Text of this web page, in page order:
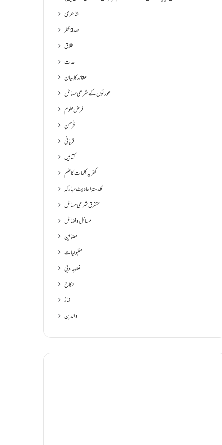
شاعری
صدقۂ فطر
طلاق
عدت
عقائد کا بیان
عورتوں کے شرعی مسائل
فرض علوم
قُرآنِ
قربانی
کتابیں
کفریہ کلمات کا علم
گلدستۂ احادیثِ مبارکہ
متفرق شرعی مسائل
مسائل و فضائل
مضامین
مقبولیات
نعتیہ ادبی
نکاح
نماز
والدین